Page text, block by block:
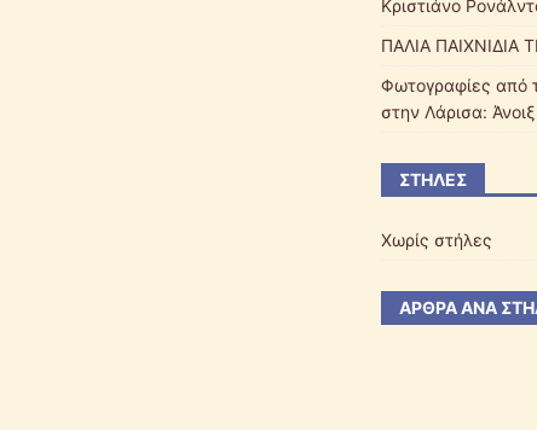
Κριστιάνο
ΠΑΛΙΑ ΠΑΙΧΝΙΔΙΑ
Φωτογραφίες από
στην Λάρισα:
ΣΤΉΛΕΣ
Χωρίς στήλες
ΆΡΘΡΑ ΑΝΆ